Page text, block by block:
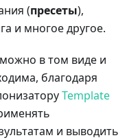
(пресеты),
и многое другое.
в том виде и
благодаря
Template
и выводить